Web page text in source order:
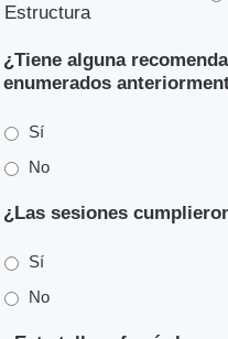
Estructura
¿Tiene alguna
enumerados
Sí
No
¿Las sesiones
Sí
No